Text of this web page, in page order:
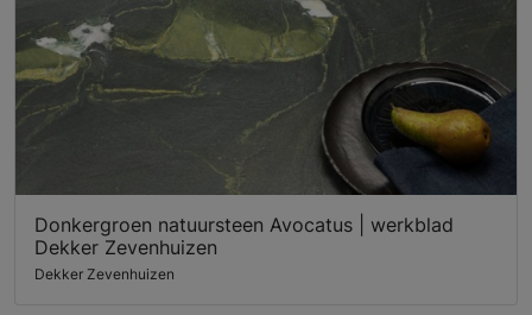
Donkergroen natuursteen Avocatus | werkblad
Dekker Zevenhuizen
Dekker Zevenhuizen